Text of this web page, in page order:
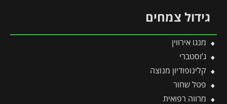
גידול צמחים
מנגו אירווין
ג’וסטברי
קלינופודיון מנוצה
פטל שחור
מרווה רפואית